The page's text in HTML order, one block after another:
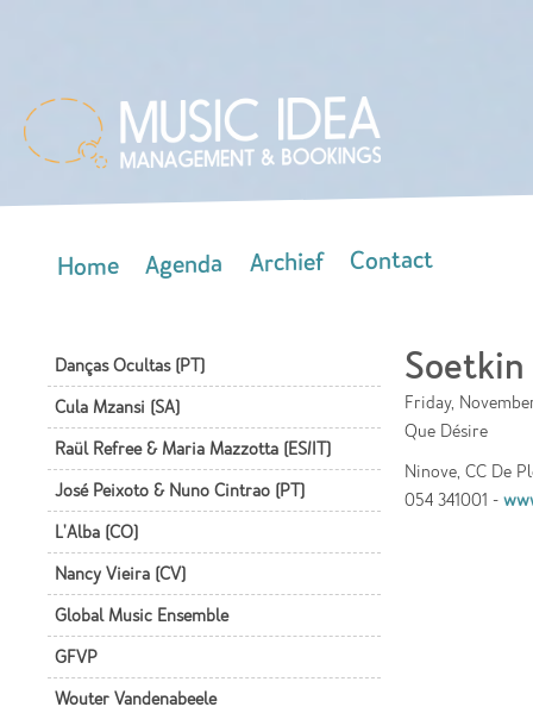
Home Agenda Archief Contact
Danças Ocultas (PT)
Cula Mzansi (SA)
Raül Refree & Maria Mazzotta (ES/IT)
José Peixoto & Nuno Cintrao (PT)
L'Alba (CO)
Nancy Vieira (CV)
Global Music Ensemble
GFVP
Wouter Vandenabeele
Friday,
Que Désire
Ninove, CC De
054 341001 -